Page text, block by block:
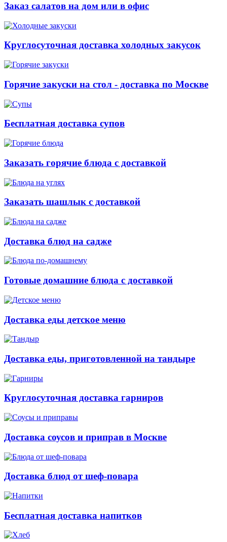
Заказ салатов на дом или в офис
Круглосуточная доставка холодных закусок
Горячие закуски на стол - доставка по Москве
Бесплатная доставка супов
Заказать горячие блюда с доставкой
Заказать шашлык с доставкой
Доставка блюд на садже
Готовые домашние блюда с доставкой
Доставка еды детское меню
Доставка еды, приготовленной на тандыре
Круглосуточная доставка гарниров
Доставка соусов и приправ в Москве
Доставка блюд от шеф-повара
Бесплатная доставка напитков